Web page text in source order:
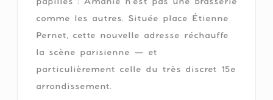
papilles : Amanie n’est pas une brasserie
comme les autres. Située place Étienne
Pernet, cette nouvelle adresse réchauffe
la scène parisienne — et
particulièrement celle du très discret 15e
arrondissement.